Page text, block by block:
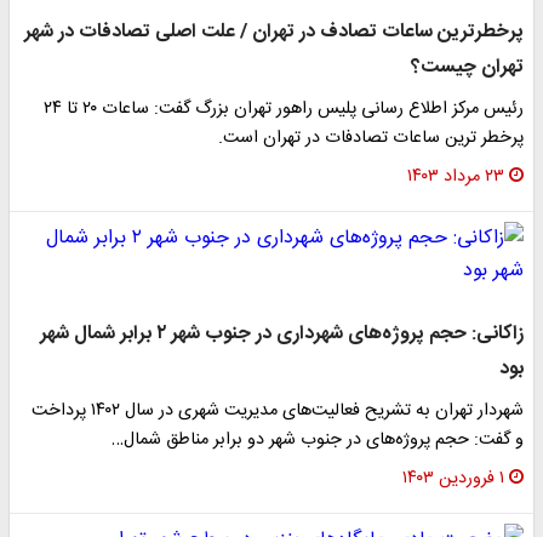
پرخطرترین ساعات تصادف در تهران / علت اصلی تصادفات در شهر
تهران چیست؟
رئیس مرکز اطلاع رسانی پلیس راهور تهران بزرگ گفت: ساعات ۲۰ تا ۲۴
پرخطر ترین ساعات تصادفات در تهران است.
۲۳ مرداد ۱۴۰۳
زاکانی: حجم پروژه‌های شهرداری در جنوب شهر ۲ برابر شمال شهر
بود
شهردار تهران به تشریح فعالیت‌های مدیریت شهری در سال ۱۴۰۲ پرداخت
و گفت: حجم پروژه‌های در جنوب شهر دو برابر مناطق شمال…
۱ فروردین ۱۴۰۳